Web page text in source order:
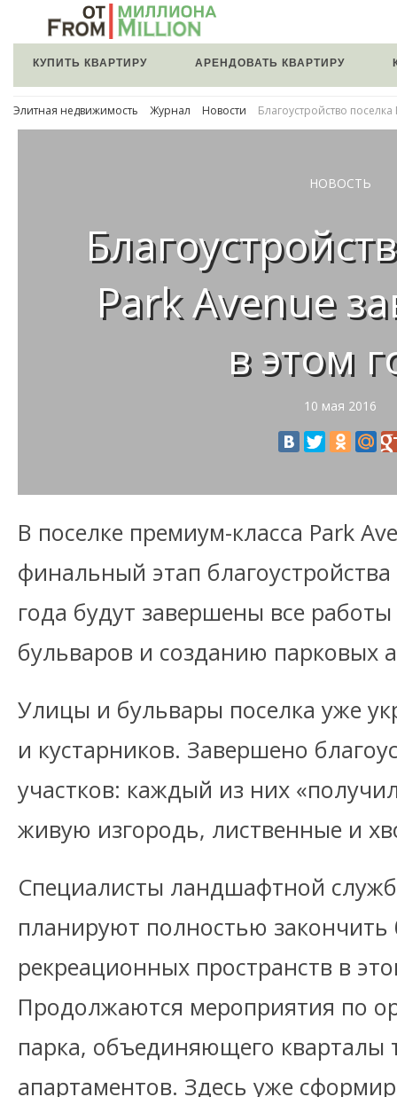
КУПИТЬ КВАРТИРУ АРЕНДОВАТЬ КВАРТИРУ
Элитная недвижимость Журнал Новости Благоустройство
НОВОСТЬ
Park Avenue
в этом
10 мая 2016
В поселке премиум-класса Park
финальный этап
года будут завершены все
бульваров и созданию парковых
Улицы и бульвары поселка уже
и кустарников. Завершено
участков: каждый из них
живую изгородь, лиственные и
Специалисты ландшафтной
планируют полностью закончить
рекреационных пространств в
Продолжаются мероприятия по
парка, объединяющего кварталы
апартаментов. Здесь уже